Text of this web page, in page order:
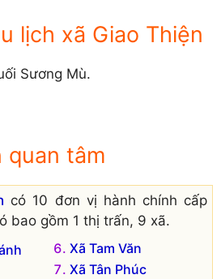
lịch xã Giao Thiện
Sương Mù.
quan tâm
có 10 đơn vị hành chính cấp
bao gồm 1 thị trấn, 9 xã.
Xã Tam Văn
Xã Tân Phúc